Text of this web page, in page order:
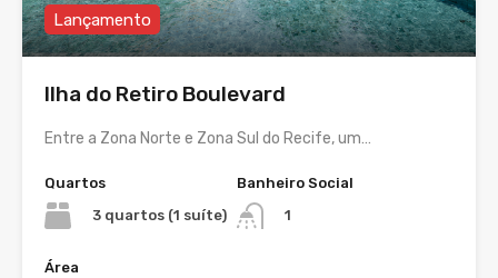
Lançamento
Ilha do Retiro Boulevard
Entre a Zona Norte e Zona Sul do Recife, um…
Quartos
3 quartos (1 suíte)
Banheiro Social
1
Área